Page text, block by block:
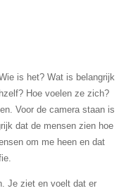
is het? Wat is belangrijk
Hoe voelen ze zich?
Voor de camera staan is
dat de mensen zien hoe
om me heen en dat
Je ziet en voelt dat er